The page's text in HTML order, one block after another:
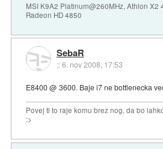
MSI K9A2 Platinum@260MHz, Athlon X2
Radeon HD 4850
SebaR
::6. nov 2008, 17:53
E8400 @ 3600. Baje i7 ne bottlenecka
Povej ti to raje komu brez nog, da bo
:>